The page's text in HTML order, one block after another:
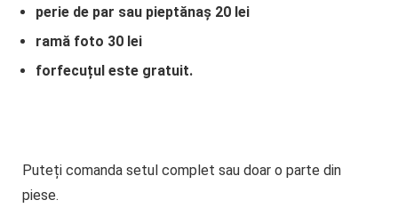
perie de par sau pieptănaș 20 lei
ramă foto 30 lei
forfecuțul este gratuit.
Puteți comanda setul complet sau doar o parte din
piese.